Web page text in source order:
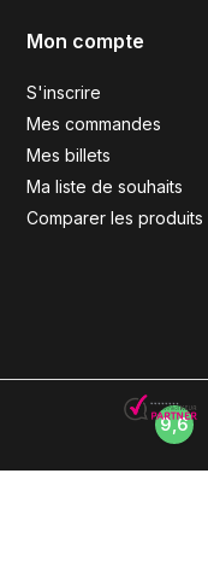
Mon compte
S'inscrire
Mes commandes
Mes billets
Ma liste de souhaits
Comparer les produits
9,6